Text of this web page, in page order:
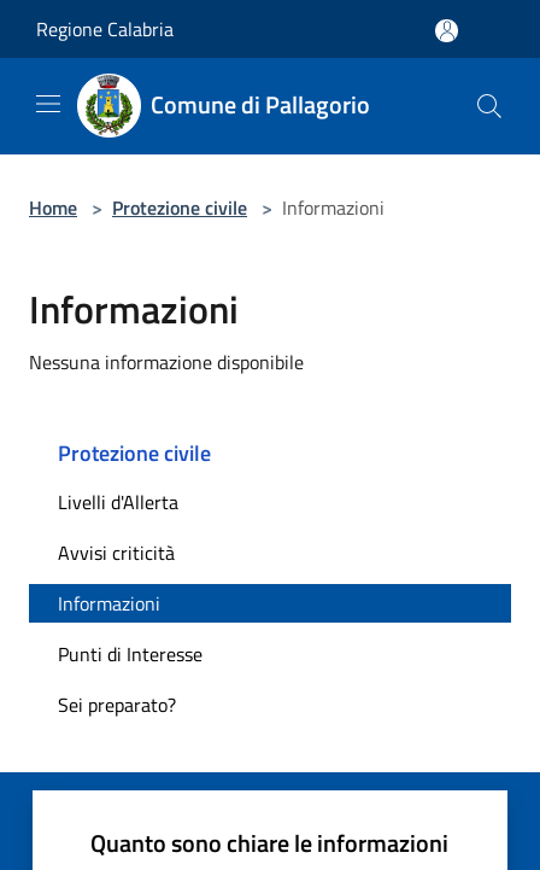
Regione Calabria
Comune di Pallagorio
Home > Protezione civile > Informazioni
Informazioni
Nessuna informazione disponibile
Protezione civile
Livelli d'Allerta
Avvisi criticità
Informazioni
Punti di Interesse
Sei preparato?
Quanto sono chiare le informazioni